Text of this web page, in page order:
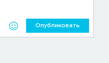
Опубликовать